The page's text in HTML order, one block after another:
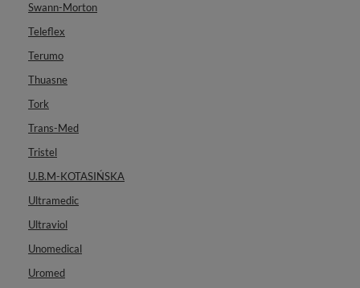
Swann-Morton
Teleflex
Terumo
Thuasne
Tork
Trans-Med
Tristel
U.B.M-KOTASIŃSKA
Ultramedic
Ultraviol
Unomedical
Uromed